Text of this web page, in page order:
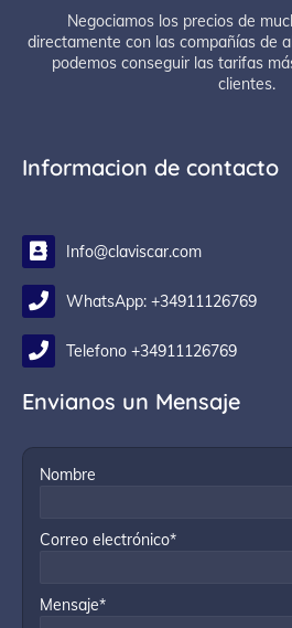
Negociamos los precios de
directamente con las compañías de
podemos conseguir las tarifas
clientes.
Informacion de contacto
Info@claviscar.com
WhatsApp: +34911126769
Telefono +34911126769
Envianos un Mensaje
Nombre
Correo electrónico*
Mensaje*